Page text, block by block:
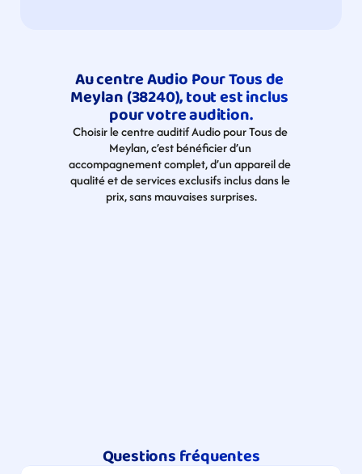
Au centre Audio Pour Tous de
Meylan (38240), tout est inclus
pour votre audition.
Choisir le centre auditif Audio pour Tous de
Meylan, c’est bénéficier d’un
accompagnement complet, d’un appareil de
qualité et de services exclusifs inclus dans le
prix, sans mauvaises surprises.
Questions fréquentes